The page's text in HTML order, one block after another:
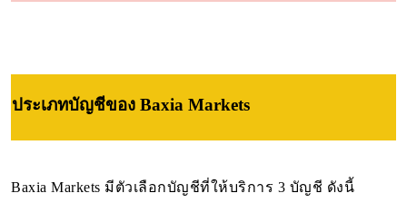
ประเภทบัญชีของ Baxia Markets
Baxia Markets มีตัวเลือกบัญชีที่ให้บริการ 3 บัญชี ดังนี้